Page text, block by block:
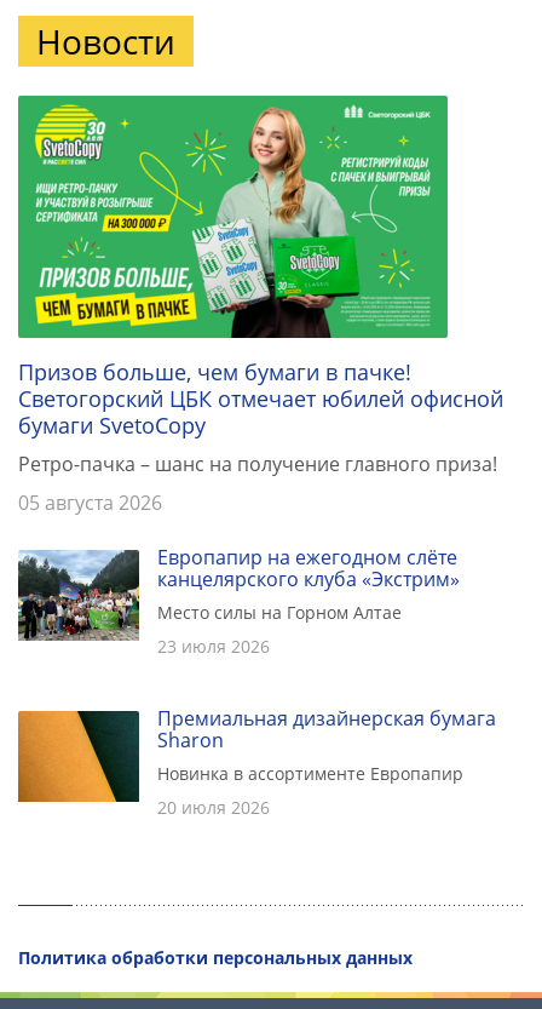
Новости
Призов больше, чем бумаги в пачке!
Светогорский ЦБК отмечает юбилей офисной
бумаги SvetoCopy
Ретро-пачка – шанс на получение главного приза!
05 августа 2026
Европапир на ежегодном слёте
канцелярского клуба «Экстрим»
Место силы на Горном Алтае
23 июля 2026
Премиальная дизайнерская бумага
Sharon
Новинка в ассортименте Европапир
20 июля 2026
Политика обработки персональных данных